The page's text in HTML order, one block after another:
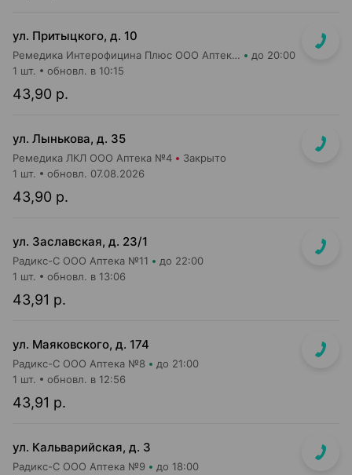
ул. Притыцкого, д. 10
Ремедика Интерофицина Плюс ООО Аптека №8 до 20:00
43,90 р.
1 шт. обновл. в 10:15
ул. Лынькова, д. 35
Ремедика ЛКЛ ООО Аптека №4 Закрыто
43,90 р.
1 шт. обновл. 07.08.2026
ул. Заславская, д. 23/1
Радикс-С ООО Аптека №11 до 22:00
43,91 р.
1 шт. обновл. в 13:06
ул. Маяковского, д. 174
Радикс-С ООО Аптека №8 до 21:00
43,91 р.
1 шт. обновл. в 12:56
ул. Кальварийская, д. 3
Радикс-С ООО Аптека №9 до 18:00